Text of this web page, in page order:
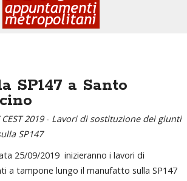
SP147 a Santo
2019- Lavori di sostituzione dei giunti
SP147
25/09/2019 inizieranno i lavori di
a tampone lungo il manufatto sulla SP147